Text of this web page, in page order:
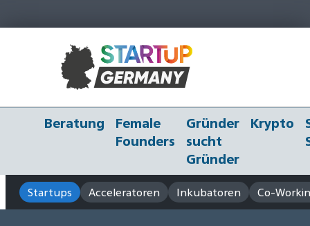
Beratung
Female
Founders
Gründer
sucht
Gründer
Krypto
Startups Acceleratoren Inkubatoren Co-